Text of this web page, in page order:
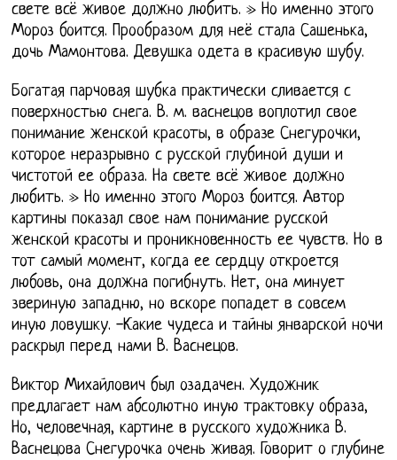
свете всё живое должно любить. » Но именно этого
Мороз боится. Прообразом для неё стала Сашенька,
дочь Мамонтова. Девушка одета в красивую шубу.
Богатая парчовая шубка практически сливается с
поверхностью снега. В. м. васнецов воплотил свое
понимание женской красоты, в образе Снегурочки,
которое неразрывно с русской глубиной души и
чистотой ее образа. На свете всё живое должно
любить. » Но именно этого Мороз боится. Автор
картины показал свое нам понимание русской
женской красоты и проникновенность ее чувств. Но в
тот самый момент, когда ее сердцу откроется
любовь, она должна погибнуть. Нет, она минует
звериную западню, но вскоре попадет в совсем
иную ловушку. -Какие чудеса и тайны январской ночи
раскрыл перед нами В. Васнецов.
Виктор Михайлович был озадачен. Художник
предлагает нам абсолютно иную трактовку образа,
Но, человечная, картине в русского художника В.
Васнецова Снегурочка очень живая. Говорит о глубине